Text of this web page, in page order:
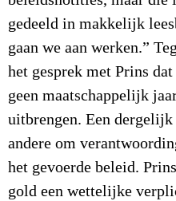
gedeeld in makkelijk
gaan we aan werken.”
het gesprek met Prins
geen maatschappelijk
uitbrengen. Een
andere om
het gevoerde beleid.
gold een wettelijke